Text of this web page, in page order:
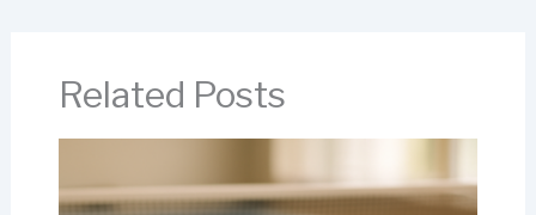
Related Posts